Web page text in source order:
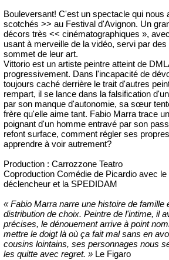
Bouleversant! C'est un spectacle qui nous
scotchés >> au Festival d'Avignon. Un
décors très << cinématographiques »,
usant à merveille de la vidéo, servi par
sommet de leur art.
Vittorio est un artiste peintre atteint de
progressivement. Dans l'incapacité de
toujours caché derrière le trait d'autres
rempart, il se lance dans la falsification
par son manque d'autonomie, sa sœur
frère qu'elle aime tant. Fabio Marra trace
poignant d'un homme entravé par son
refont surface, comment régler ses
apprendre à voir autrement?
Production : Carrozzone Teatro
Coproduction Comédie de Picardio avec
déclencheur et la SPEDIDAM
« Fabio Marra narre une histoire de famille
distribution de choix. Peintre de l'intime, il
précises, le dénouement arrive à point
mettre le doigt là où ça fait mal sans en
cousins lointains, ses personnages nous
les quitte avec regret. » Le Figaro